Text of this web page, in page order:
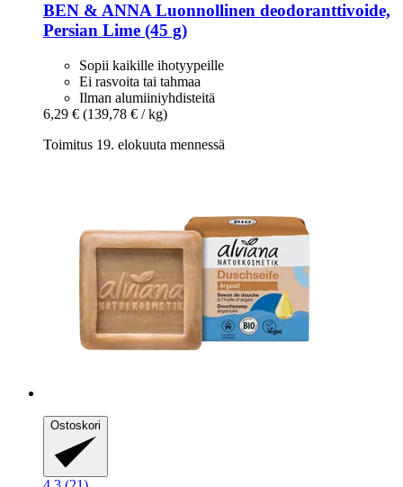
BEN & ANNA Luonnollinen deodoranttivoide,
Persian Lime (45 g)
Sopii kaikille ihotyypeille
Ei rasvoita tai tahmaa
Ilman alumiiniyhdisteitä
6,29 € (139,78 € / kg)
Toimitus 19. elokuuta mennessä
Ostoskori